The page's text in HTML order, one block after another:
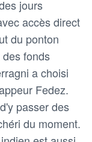
jours
accès direct
du ponton
fonds
a choisi
Fedez.
passer des
du moment.